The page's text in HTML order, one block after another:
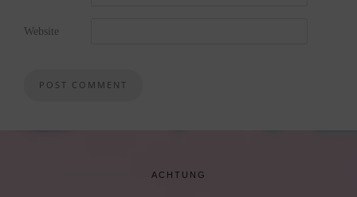
Website
ACHTUNG